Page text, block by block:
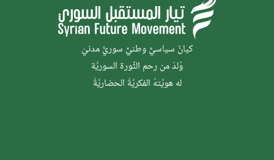
كيانٌ سياسيٌّ وطنيٌّ سوريٌّ مدنيّ
وُلدَ من رحم الثَّورة السوريَّة
له هويَّتهُ الفكريَّةُ الحضاريَّةُ